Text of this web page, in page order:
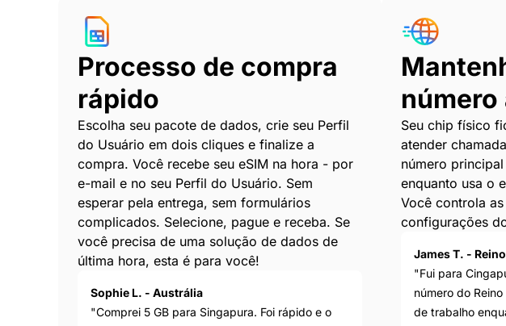
Processo de compra
rápido
Escolha seu pacote de dados, crie seu Perfil
do Usuário em dois cliques e finalize a
compra. Você recebe seu eSIM na hora - por
e-mail e no seu Perfil do Usuário. Sem
esperar pela entrega, sem formulários
complicados. Selecione, pague e receba. Se
você precisa de uma solução de dados de
última hora, esta é para você!
Sophie L. - Austrália
"Comprei 5 GB para Singapura. Foi rápido e o
número
Seu chip físico
atender
número
enquanto usa o
Você controla
configurações
James T. -
"Fui para
número do
de trabalho